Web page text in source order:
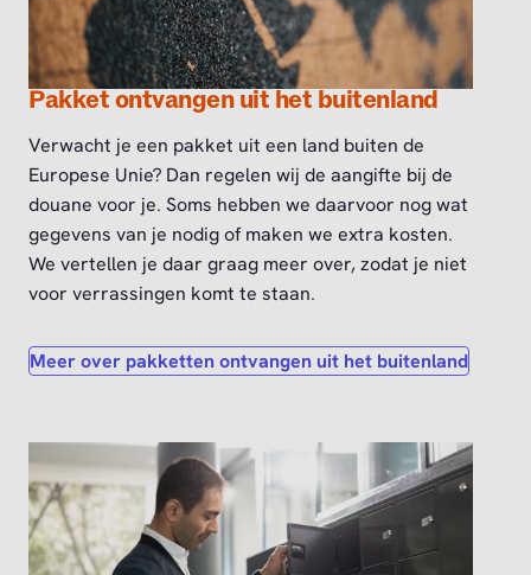
Pakket ontvangen uit het buitenland
Verwacht je een pakket uit een land buiten de
Europese Unie? Dan regelen wij de aangifte bij de
douane voor je. Soms hebben we daarvoor nog wat
gegevens van je nodig of maken we extra kosten.
We vertellen je daar graag meer over, zodat je niet
voor verrassingen komt te staan.
Meer over pakketten ontvangen uit het buitenland